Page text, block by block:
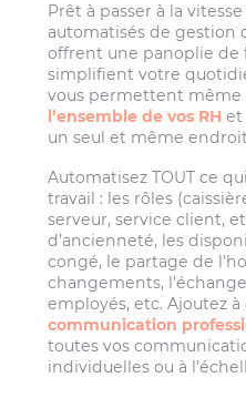
Prêt à passer à la
automatisés de gestion
offrent une panoplie de
simplifient votre
vous permettent même
l’ensemble de vos RH et
un seul et même
Automatisez TOUT ce
travail : les rôles
serveur, service client,
d’ancienneté, les
congé, le partage de
changements,
employés, etc. Ajoutez
communication
toutes vos
individuelles ou à